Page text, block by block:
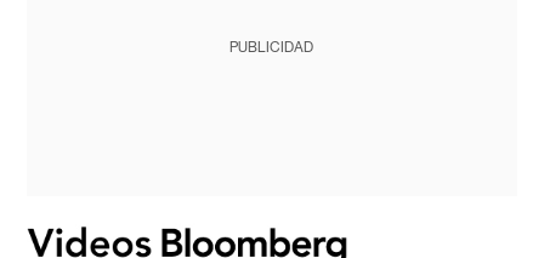
PUBLICIDAD